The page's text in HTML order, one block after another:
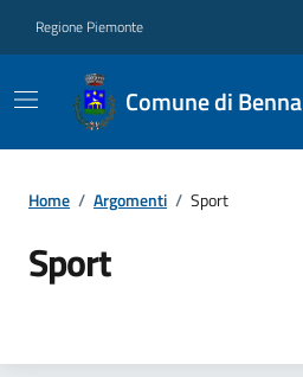
Regione Piemonte
Comune di Benna
Home / Argomenti / Sport
Sport